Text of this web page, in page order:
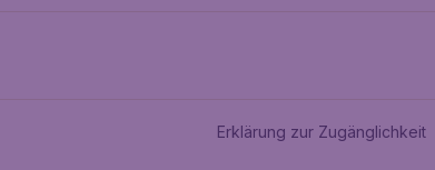
Erklärung zur Zugänglichkeit